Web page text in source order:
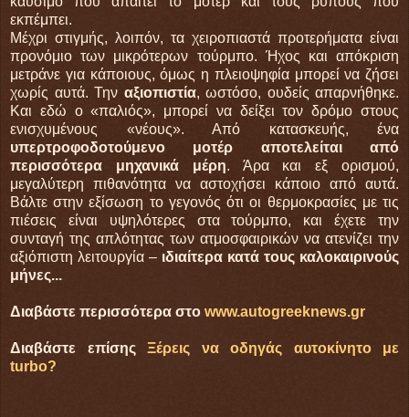
εκπέμπει.
Μέχρι στιγμής, λοιπόν, τα χειροπιαστά προτερήματα είναι
προνόμιο των μικρότερων τούρμπο. Ήχος και απόκριση
μετράνε για κάποιους, όμως η πλειοψηφία μπορεί να ζήσει
χωρίς αυτά. Την αξιοπιστία, ωστόσο, ουδείς απαρνήθηκε.
Και εδώ ο «παλιός», μπορεί να δείξει τον δρόμο στους
ενισχυμένους «νέους». Από κατασκευής, ένα
υπερτροφοδοτούμενο μοτέρ αποτελείται από
περισσότερα μηχανικά μέρη. Άρα και εξ ορισμού,
μεγαλύτερη πιθανότητα να αστοχήσει κάποιο από αυτά.
Βάλτε στην εξίσωση το γεγονός ότι οι θερμοκρασίες με τις
πιέσεις είναι υψηλότερες στα τούρμπο, και έχετε την
συνταγή της απλότητας των ατμοσφαιρικών να ατενίζει την
αξιόπιστη λειτουργία – ιδιαίτερα κατά τους καλοκαιρινούς
μήνες...
Διαβάστε περισσότερα στο www.autogreeknews.gr
Διαβάστε επίσης Ξέρεις να οδηγάς αυτοκίνητο με
turbo?